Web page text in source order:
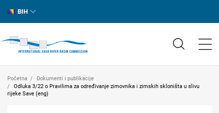
BIH
Početna
Dokumenti i publikacije
Odluka 3/22 o Pravilima za određivanje zimovnika i zimskih skloništa u slivu
rijeke Save (eng)